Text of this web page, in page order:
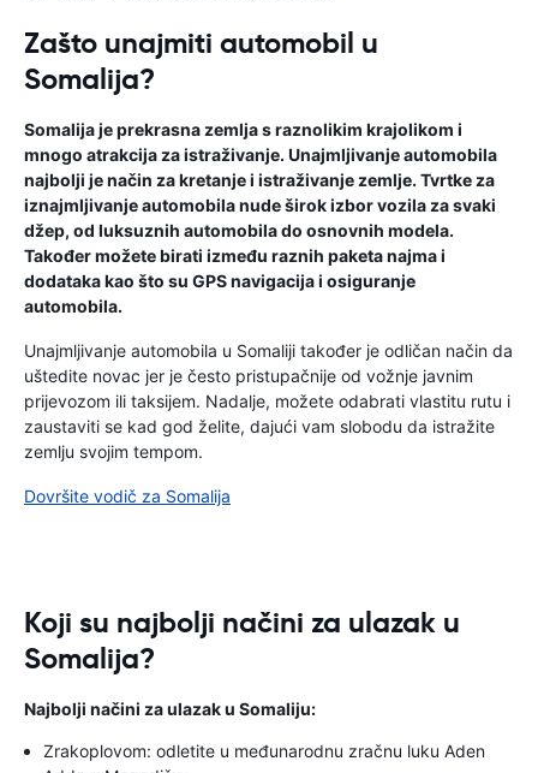
Zašto unajmiti automobil u
Somalija?
Somalija je prekrasna zemlja s raznolikim krajolikom i
mnogo atrakcija za istraživanje. Unajmljivanje automobila
najbolji je način za kretanje i istraživanje zemlje. Tvrtke za
iznajmljivanje automobila nude širok izbor vozila za svaki
džep, od luksuznih automobila do osnovnih modela.
Također možete birati između raznih paketa najma i
dodataka kao što su GPS navigacija i osiguranje
automobila.
Unajmljivanje automobila u Somaliji također je odličan način da
uštedite novac jer je često pristupačnije od vožnje javnim
prijevozom ili taksijem. Nadalje, možete odabrati vlastitu rutu i
zaustaviti se kad god želite, dajući vam slobodu da istražite
zemlju svojim tempom.
Dovršite vodič za Somalija
Koji su najbolji načini za ulazak u
Somalija?
Najbolji načini za ulazak u Somaliju:
Zrakoplovom: odletite u međunarodnu zračnu luku Aden